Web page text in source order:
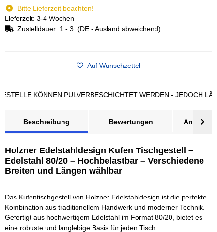
Bitte Lieferzeit beachten!
Lieferzeit: 3-4 Wochen
Zustelldauer: 1 - 3 (DE - Ausland abweichend)
Auf Wunschzettel
KÖNNEN PULVERBESCHICHTET WERDEN - JEDOCH
Beschreibung Bewertungen Angebot
Holzner Edelstahldesign Kufen Tischgestell –
Edelstahl 80/20 – Hochbelastbar – Verschiedene
Breiten und Längen wählbar
Das Kufentischgestell von Holzner Edelstahldesign ist die perfekte
Kombination aus traditionellem Handwerk und moderner Technik.
Gefertigt aus hochwertigem Edelstahl im Format 80/20, bietet es
eine robuste und langlebige Basis für jeden Tisch.